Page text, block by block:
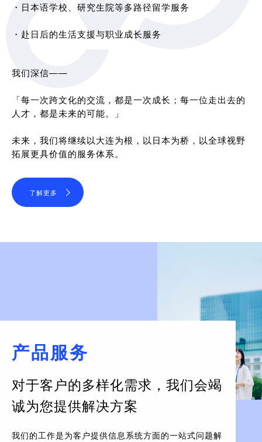
・日本语学校、研究生院等多路径留学服务
・赴日后的生活支援与职业成长服务
我们深信——
「每一次跨文化的交流，都是一次成长；每一位走出去的
人才，都是未来的可能。」
未来，我们将继续以大连为根，以日本为桥，以全球视野
拓展更具价值的服务体系。
了解更多
产品服务
对于客户的多样化需求， 我们会竭
诚为您提供解决方案
我们的工作是为客户提供信息系统方面的一站式问题解